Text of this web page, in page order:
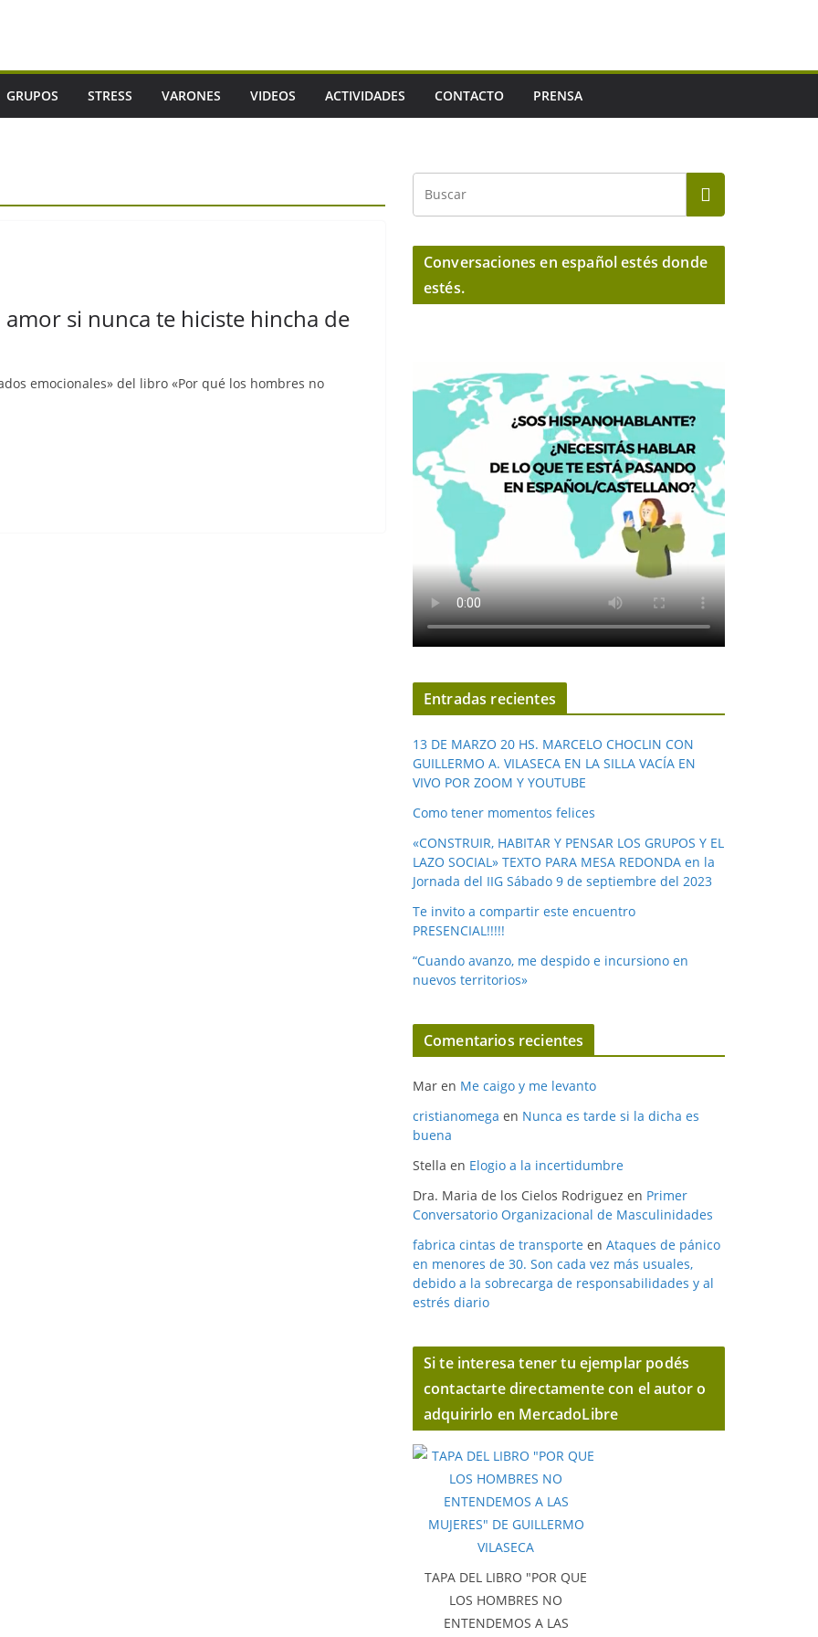
GRUPOS STRESS VARONES VIDEOS ACTIVIDADES CONTACTO PRENSA
si nunca te hiciste hincha de
emocionales» del libro «Por qué los hombres no
Conversaciones en español estés donde
estés.
Entradas recientes
13 DE MARZO 20 HS. MARCELO CHOCLIN CON
GUILLERMO A. VILASECA EN LA SILLA VACÍA EN
VIVO POR ZOOM Y YOUTUBE
Como tener momentos felices
«CONSTRUIR, HABITAR Y PENSAR LOS GRUPOS Y EL
LAZO SOCIAL» TEXTO PARA MESA REDONDA en la
Jornada del IIG Sábado 9 de septiembre del 2023
Te invito a compartir este encuentro
PRESENCIAL!!!!!
“Cuando avanzo, me despido e incursiono en
nuevos territorios»
Comentarios recientes
Mar en Me caigo y me levanto
cristianomega en Nunca es tarde si la dicha es
buena
Stella en Elogio a la incertidumbre
Dra. Maria de los Cielos Rodriguez en Primer
Conversatorio Organizacional de Masculinidades
fabrica cintas de transporte en Ataques de pánico
en menores de 30. Son cada vez más usuales,
debido a la sobrecarga de responsabilidades y al
estrés diario
Si te interesa tener tu ejemplar podés
contactarte directamente con el autor o
adquirirlo en MercadoLibre
TAPA DEL LIBRO "POR QUE
LOS HOMBRES NO
ENTENDEMOS A LAS